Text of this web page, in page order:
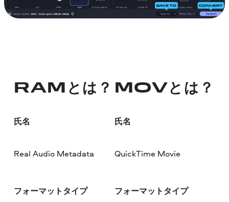
RAMとは？
氏名
Real Audio Metadata
フォーマットタイプ
MOVとは？
氏名
QuickTime Movie
フォーマットタイプ